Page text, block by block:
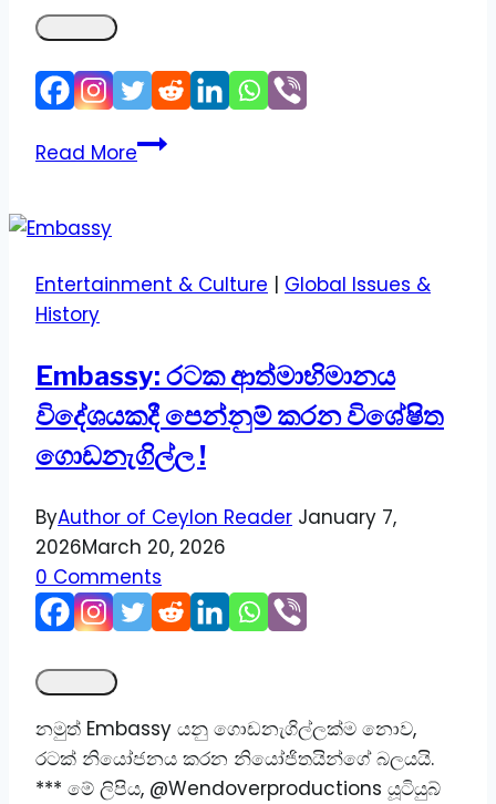
Read Moreචීනයේ
Entertainment & Culture
Global Issues &
History
Embassy: රටක ආත්මාභිමානය
විදේශයකදී පෙන්නුම් කරන විශේෂිත
ගොඩනැගිල්ල !
ByAuthor of Ceylon Reader January 7,
2026March 20, 2026
0 Comments
නමුත් Embassy යනු ගොඩනැගිල්ලක්ම නොව,
රටක් නියෝජනය කරන නියෝජිතයින්ගේ බලයයි.
*** මේ ලිපිය, @Wendoverproductions යූටියුබ්